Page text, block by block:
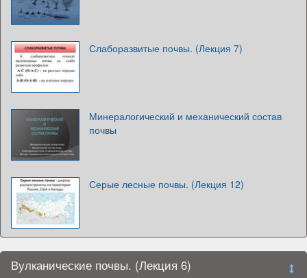
Слаборазвитые почвы. (Лекция 7)
Минералогический и механический состав
почвы
Серые лесные почвы. (Лекция 12)
Вулканические почвы. (Лекция 6)